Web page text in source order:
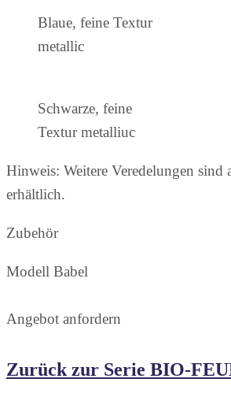
Blaue, feine Textur
metallic
Schwarze, feine
Textur metalliuc
Hinweis: Weitere Veredelungen sind
erhältlich.
Zubehör
Modell Babel
Angebot anfordern
Zurück zur Serie BIO-